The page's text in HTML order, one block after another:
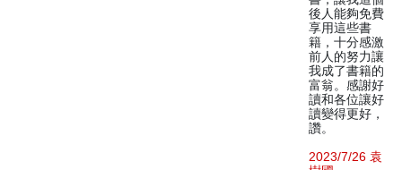
後人能夠免費
享用這些書
籍，十分感激
前人的努力讓
我成了書籍的
富翁。感謝好
讀和各位讓好
讀變得更好，
讚。
2023/7/26 袁